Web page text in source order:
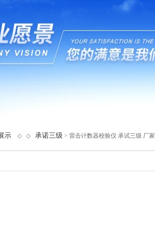
示 ◇ ◇ 承诺三级 > 雷击计数器校验仪 承试三级 厂家